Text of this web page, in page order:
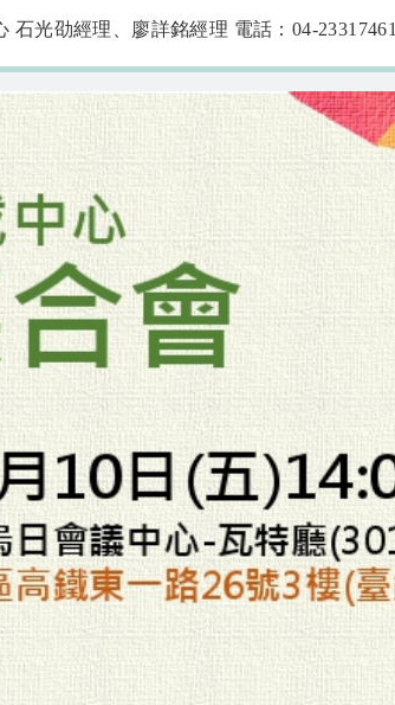
石光劭經理、廖詳銘經理 電話：04-23317461